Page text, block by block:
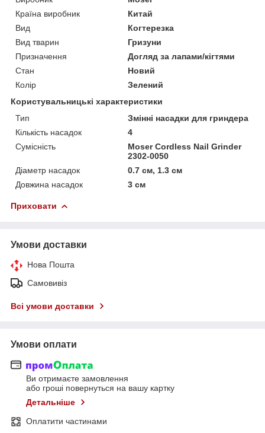
Країна виробник
Китай
Вид
Когтерезка
Вид тварин
Гризуни
Призначення
Догляд за лапами/кігтями
Стан
Новий
Колір
Зелений
Користувальницькі характеристики
Тип
Змінні насадки для гриндера
Кількість насадок
4
Сумісність
Moser Cordless Nail Grinder
2302-0050
Діаметр насадок
0.7 см, 1.3 см
Довжина насадок
3 см
Приховати
Умови доставки
Нова Пошта
Самовивіз
Всі умови доставки
Умови оплати
Ви отримаєте замовлення
або гроші повернуться на вашу картку
Детальніше
Оплатити частинами